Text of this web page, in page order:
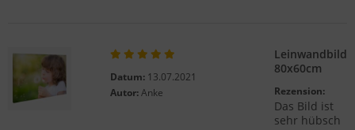
Datum:13.07.2021
Autor:Anke
Leinwandbild
80x60cm
Rezension:
Das Bild ist
sehr hübsch